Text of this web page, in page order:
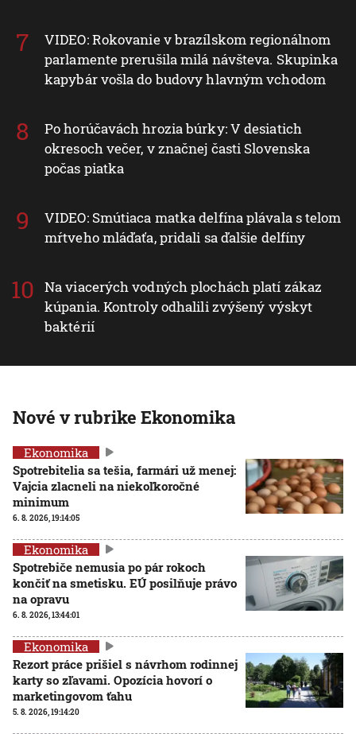
VIDEO: Rokovanie v brazílskom regionálnom
parlamente prerušila milá návšteva. Skupinka
kapybár vošla do budovy hlavným vchodom
Po horúčavách hrozia búrky: V desiatich
okresoch večer, v značnej časti Slovenska
počas piatka
VIDEO: Smútiaca matka delfína plávala s telom
mŕtveho mláďaťa, pridali sa ďalšie delfíny
Na viacerých vodných plochách platí zákaz
kúpania. Kontroly odhalili zvýšený výskyt
baktérií
Nové v rubrike Ekonomika
Ekonomika
Spotrebitelia sa tešia, farmári už menej:
Vajcia zlacneli na niekoľkoročné
minimum
6. 8. 2026, 19:14:05
Ekonomika
Spotrebiče nemusia po pár rokoch
končiť na smetisku. EÚ posilňuje právo
na opravu
6. 8. 2026, 13:44:01
Ekonomika
Rezort práce prišiel s návrhom rodinnej
karty so zľavami. Opozícia hovorí o
marketingovom ťahu
5. 8. 2026, 19:14:20